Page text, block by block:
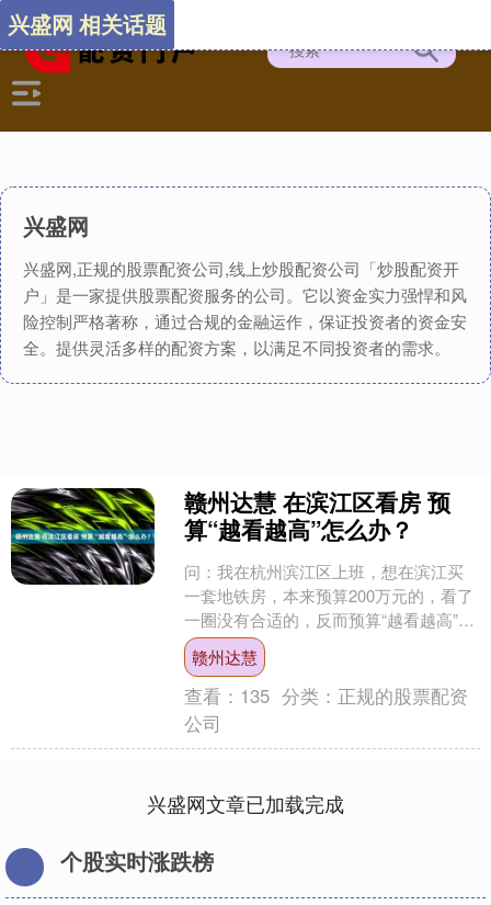
兴盛网
兴盛网,正规的股票配资公司,线上炒股配资公司「炒股配资开
户」是一家提供股票配资服务的公司。它以资金实力强悍和风
险控制严格著称，通过合规的金融运作，保证投资者的资金安
全。提供灵活多样的配资方案，以满足不同投资者的需求。
兴盛网 相关话题
赣州达慧 在滨江区看房 预
算“越看越高”怎么办？
问：我在杭州滨江区上班，想在滨江买
一套地铁房，本来预算200万元的，看了
一圈没有合适的，反而预算“越看越高”。
我还有什么别的选择？二手房看过几
个，但是对比现在的....
赣州达慧
查看： 135 分类： 正规的股票配资
公司
兴盛网文章已加载完成
个股实时涨跌榜